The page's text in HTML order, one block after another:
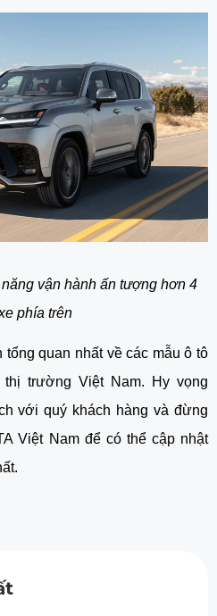
vận hành ấn tượng hơn 4
phía trên
quan nhất về các mẫu ô tô
trường Việt Nam. Hy vọng
với quý khách hàng và đừng
Việt Nam để có thể cập nhật